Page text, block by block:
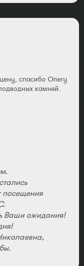
спасибо Олегу
камней.
посещения
Ваши ожидания!